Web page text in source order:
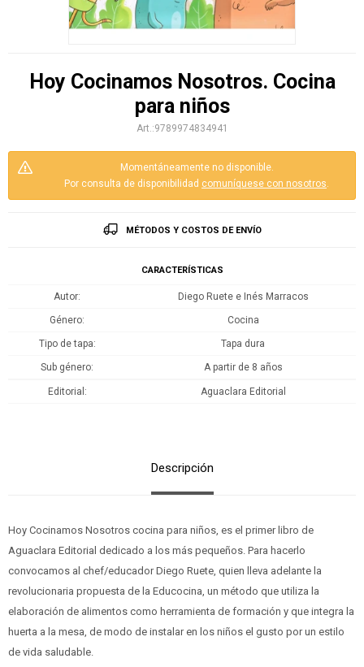
Hoy Cocinamos Nosotros. Cocina
para niños
9789974834941
Momentáneamente no disponible.
Por consulta de disponibilidad comuníquese con nosotros.
MÉTODOS Y COSTOS DE ENVÍO
CARACTERÍSTICAS
Autor Diego Ruete e Inés Marracos
Género Cocina
Tipo de tapa Tapa dura
Sub género A partir de 8 años
Editorial Aguaclara Editorial
Descripción
Hoy Cocinamos Nosotros cocina para niños, es el primer libro de
Aguaclara Editorial dedicado a los más pequeños. Para hacerlo
convocamos al chef/educador Diego Ruete, quien lleva adelante la
revolucionaria propuesta de la Educocina, un método que utiliza la
elaboración de alimentos como herramienta de formación y que integra la
huerta a la mesa, de modo de instalar en los niños el gusto por un estilo
de vida saludable.